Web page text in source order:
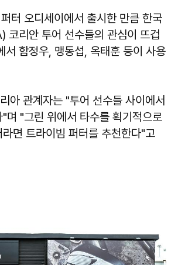
터 오디세이에서 출시한 만큼 한국
코리안 투어 선수들의 관심이 뜨겁
서 함정우, 맹동섭, 옥태훈 등이 사용
아 관계자는 "투어 선수들 사이에서
며 "그린 위에서 타수를 획기적으로
면 트라이빔 퍼터를 추천한다"고